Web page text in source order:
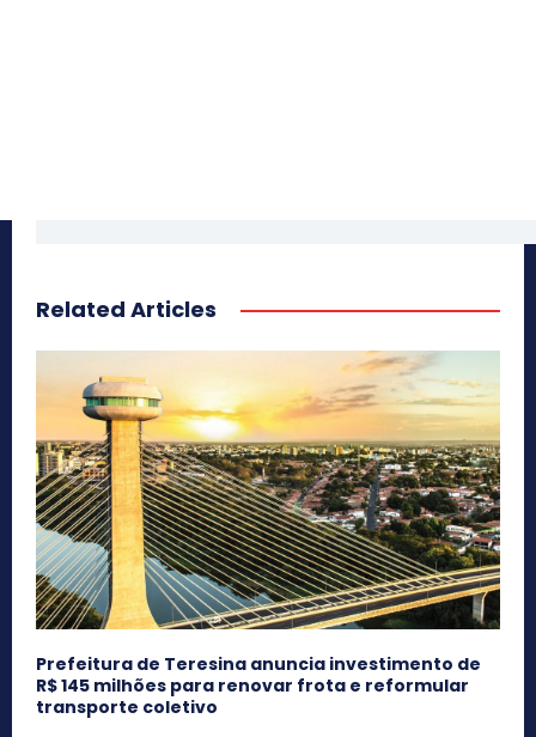
Related Articles
Prefeitura de Teresina anuncia investimento de
R$ 145 milhões para renovar frota e reformular
transporte coletivo